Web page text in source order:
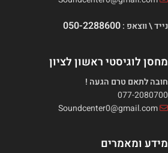
נייד \ ווצאפ :050-2288600
מחסן לוגיסטי ראשון לציון
חובה לתאם טרם הגעה !
077-2080700
מידע ומאמרים